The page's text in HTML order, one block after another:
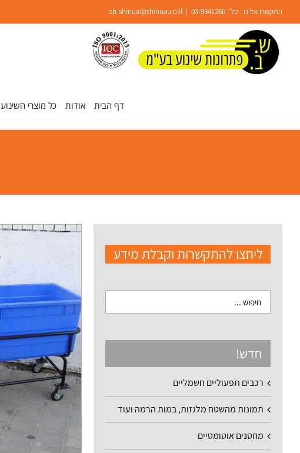
פתח סרגל נגישות
content
התקשרו אלינו : טל': 03-9341260
sb-shinua@shinua.co.il
דף הבית אודות כל מוצרי השינוע
ליחצו להתקשרות וקבלת מידע
חדש!
רכבים תפעוליים חשמליים
תמונות מהשטח מלגזות, במות הרמה ועוד
מחסנים אוטומטיים